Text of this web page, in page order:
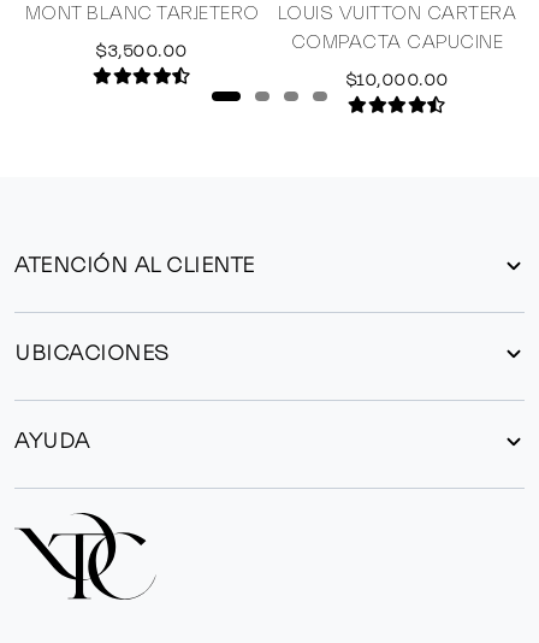
MONT BLANC TARJETERO
$3,500.00
LOUIS VUITTON CARTERA
COMPACTA CAPUCINE
$10,000.00
ATENCIÓN AL CLIENTE
UBICACIONES
AYUDA